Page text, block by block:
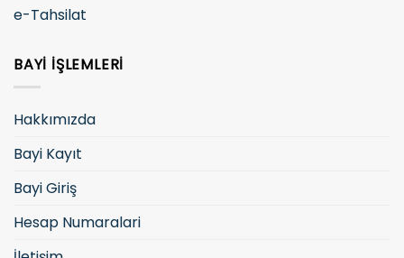
e-Tahsilat
BAYI İŞLEMLERI
Hakkımızda
Bayi Kayıt
Bayi Giriş
Hesap Numaralari